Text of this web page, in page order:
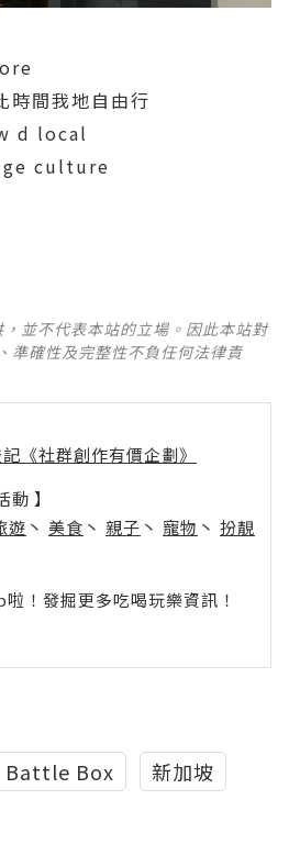
時間我地自由行
d local
ge culture
並不代表本站的立場。因此本站對
準確性及完整性不負任何法律責
《社群創作有價企劃》
】
遊 丶 美食 丶 親子 丶 寵物 丶 扮靚
！發掘更多吃喝玩樂資訊！
Battle Box 新加坡